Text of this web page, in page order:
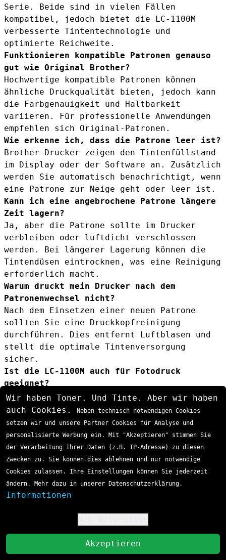
Serie. Beide sind in vielen Fällen
kompatibel, jedoch bietet die LC-1100M
verbesserte Tintentechnologie und
optimierte Reichweite.
Funktionieren kompatible Patronen genauso
gut wie Original Brother?
Hochwertige kompatible Patronen können
ähnliche Druckqualität bieten, jedoch kann
die Farbgenauigkeit und Haltbarkeit
variieren. Für professionelle Anwendungen
empfehlen sich Original-Patronen.
Wie erkenne ich, dass die Patrone leer ist?
Brother-Drucker zeigen den Tintenfüllstand
im Display oder der Software an. Zusätzlich
werden Sie automatisch benachrichtigt, wenn
eine Patrone zur Neige geht oder leer ist.
Kann ich eine angebrochene Patrone längere
Zeit lagern?
Ja, aber die Patrone sollte im Drucker
verbleiben oder luftdicht verschlossen
werden. Bei längerer Lagerung können die
Tintendüsen eintrocknen, was eine Reinigung
erforderlich macht.
Warum druckt mein Drucker nach dem
Patronenwechsel nicht?
Nach dem Einsetzen einer neuen Patrone
sollten Sie eine Druckkopfreinigung
durchführen. Dies entfernt Luftblasen und
stellt die optimale Tintenversorgung
sicher.
Ist die LC-1100M auch für Fotodruck
geeignet?
Ja, in Kombination mit den anderen LC-1100
Farben und geeignetem Fotopapier liefert
die LC-1100M sehr gute Fotodruckergebnisse
mit lebendigen Magenta-Tönen.
60 TAGE RÜCKGABERECHT
Risikolos bestellen und zurücksenden dank unserer 60 Tage
Geld-zurück-Garantie
5 JAHRE GARANTIE
Wir gewähren Ihnen 5 Jahre Garantie auf alle Produkte
Wir haben Toner. Und Tinte. Aber wir haben
auch Cookies.
Neben technisch notwendigen Cookies
setzen wir und unsere Partner Cookies für Analyse und
personalisierte Werbung ein. Mit "Akzeptieren" stimmen Sie
der Verarbeitung Ihrer Daten (z.B. IP-Adresse) zu diesen
Zwecken zu. Sie können dies ablehnen und nur notwendige
Cookies zulassen. Ihre Einstellungen können Sie jederzeit
ändern. Mehr dazu in unserer Datenschutzerklärung.
Informationen
Akzeptieren